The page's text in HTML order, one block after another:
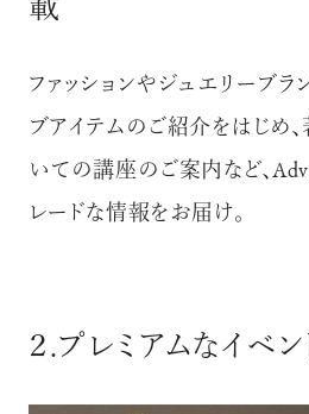
載
ファッションやジュエリーブラ
ブアイテムのご紹介をはじめ
いての講座のご案内など、
レードな情報をお届け。
２.プレミアムなイベ